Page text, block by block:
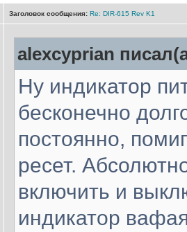
Заголовок сообщения: Re: DIR-615 Rev K1
alexcyprian
Ну индикатор
бесконечно
постоянно,
ресет.
включить и
индикатор